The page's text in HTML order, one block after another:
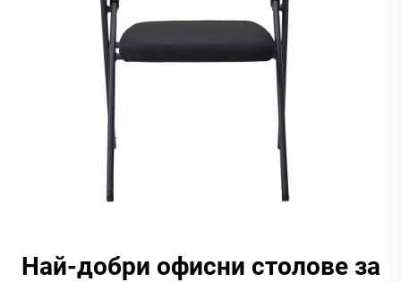
Най-добри офисни столове за